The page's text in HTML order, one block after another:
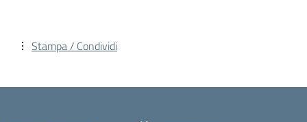
Stampa / Condividi